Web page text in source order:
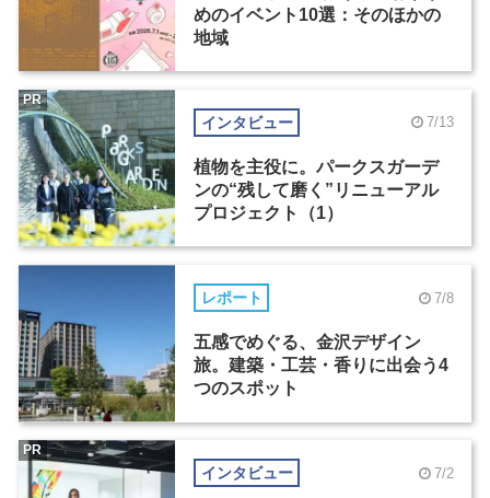
めのイベント10選：そのほかの
地域
インタビュー 7/13
植物を主役に。パークスガーデ
ンの“残して磨く”リニューアル
プロジェクト（1）
PR
レポート 7/8
五感でめぐる、金沢デザイン
旅。建築・工芸・香りに出会う4
つのスポット
インタビュー 7/2
PR